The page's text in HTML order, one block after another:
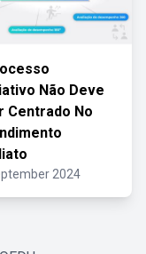
Não Deve
Centrado No
2024